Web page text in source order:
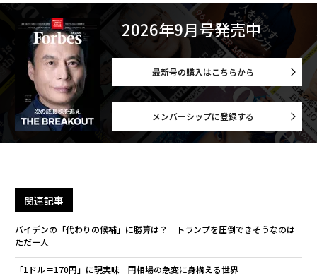
2026年9月号発売中
最新号の購入はこちらから
メンバーシップに登録する
関連記事
バイデンの「代わりの候補」に勝算は？ トランプを圧倒できそうなのは
ただ一人
「1ドル＝170円」に現実味 円相場の急変に身構える世界